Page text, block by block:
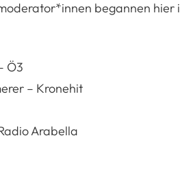
begannen hier
Ö3
– Kronehit
Arabella